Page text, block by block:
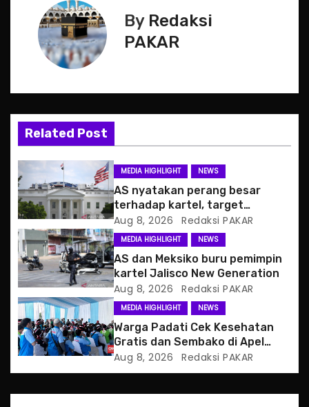
v
g
a
t
i
o
n
By Redaksi
PAKAR
Related Post
MEDIA HIGHLIGHT NEWS
AS nyatakan perang besar
terhadap kartel, target
pertama CJNG
Aug 8, 2026 Redaksi PAKAR
MEDIA HIGHLIGHT NEWS
AS dan Meksiko buru pemimpin
kartel Jalisco New Generation
Aug 8, 2026 Redaksi PAKAR
MEDIA HIGHLIGHT NEWS
Warga Padati Cek Kesehatan
Gratis dan Sembako di Apel
Jaga Jakarta
Aug 8, 2026 Redaksi PAKAR